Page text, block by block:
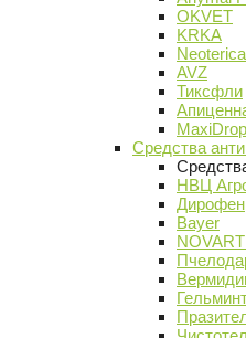
OKVET
KRKA
Neoterica
AVZ
Тиксфли
Средства
НВЦ
Дирофен
Bayer